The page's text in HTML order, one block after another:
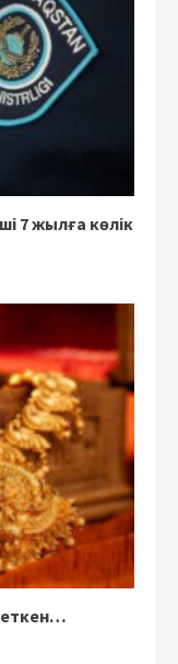
7 жылға көлік